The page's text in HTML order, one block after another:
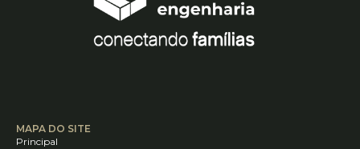
MAPA DO SITE
Principal